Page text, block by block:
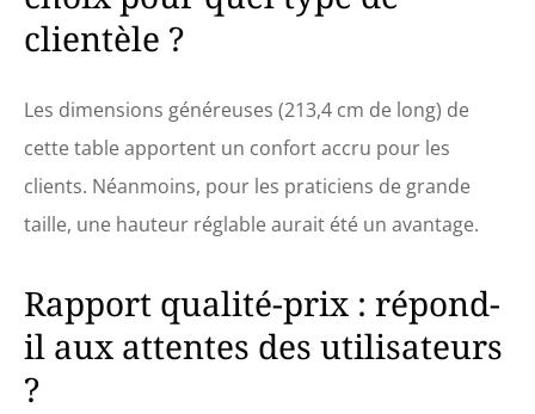
point le monde peut être stressant. Nous
faisons de notre mieux pour rechercher
clientèle ?
Les dimensions généreuses (213,4 cm de long) de
cette table apportent un confort accru pour les
clients. Néanmoins, pour les praticiens de grande
taille, une hauteur réglable aurait été un avantage.
Rapport qualité-prix : répond-
il aux attentes des utilisateurs
?